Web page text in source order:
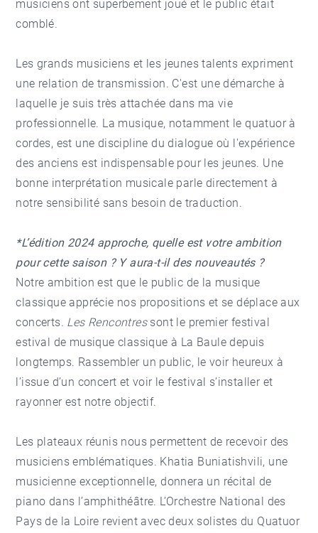
musiciens ont superbement joué et le public était
comblé.
Les grands musiciens et les jeunes talents expriment
une relation de transmission. C'est une démarche à
laquelle je suis très attachée dans ma vie
professionnelle. La musique, notamment le quatuor à
cordes, est une discipline du dialogue où l'expérience
des anciens est indispensable pour les jeunes. Une
bonne interprétation musicale parle directement à
notre sensibilité sans besoin de traduction.
*L’édition 2024 approche, quelle est votre ambition
pour cette saison ? Y aura-t-il des nouveautés ?
Notre ambition est que le public de la musique
classique apprécie nos propositions et se déplace aux
concerts. Les Rencontressont le premier festival
estival de musique classique à La Baule depuis
longtemps. Rassembler un public, le voir heureux à
l’issue d’un concert et voir le festival s’installer et
rayonner est notre objectif.
Les plateaux réunis nous permettent de recevoir des
musiciens emblématiques. Khatia Buniatishvili, une
musicienne exceptionnelle, donnera un récital de
piano dans l’amphithéâtre. L’Orchestre National des
Pays de la Loire revient avec deux solistes du Quatuor